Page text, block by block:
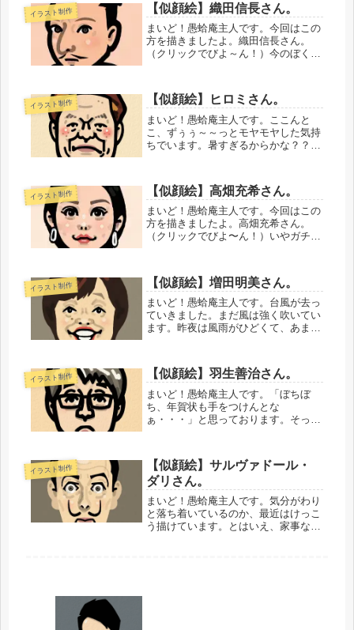
イラスト制作 【似顔絵】織田信長さん。
まいど！愚蛤庵主人です。今回はこの
方を描きましたよ。織田信長さん。
（クリックでびよ～ん！）今のぼくは
ます。・・・・・・・・・・精進を重
ねてゆきます。では、またいずれ。愚
蛤庵...
イラスト制作 【似顔絵】ヒロミさん。
まいど！愚蛤庵主人です。ここんと
こ、ずぅぅ～～っとモヤモヤした気持
ちでいます。暑すぎるからかな？？な
の方を描きましたよ。ヒロミさん。
（クリックでびよ～ん！）もともとお
笑いのひとだったん...
イラスト制作 【似顔絵】高畑充希さん。
まいど！愚蛤庵主人です。今回はこの
方を描きましたよ。高畑充希さん。
（クリックでびよ〜ん！）いやガチで
えてくれないかなぁ。う〜〜
む。・・・・・・・・・・精進を重ね
てゆきます。...
イラスト制作 【似顔絵】増田明美さん。
まいど！愚蛤庵主人です。台風が去っ
ていきました。まだ風は強く吹いてい
ます。昨夜は風雨がひどくて、あまり
はコリゴリで
す。・・・・・・・・・・で、今回は
この方を描きましたよ。増...
イラスト制作 【似顔絵】羽生善治さん。
まいど！愚蛤庵主人です。「ぼちぼ
ち、年賀状も手をつけんとな
ぁ・・・」と思っております。そっか
五の言わず、とっととやれよ！」っつ
ー話ですね。あい。がんばりま
す。・・・・・・・...
イラスト制作
【似顔絵】サルヴァドール・
ダリさん。
まいど！愚蛤庵主人です。気分がわり
と落ち着いているのか、最近はけっこ
う描けています。とはいえ、家事など